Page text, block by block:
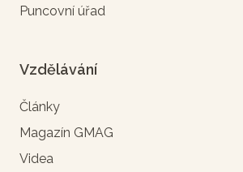
Puncovní úřad
Vzdělávání
Články
Magazín GMAG
Videa